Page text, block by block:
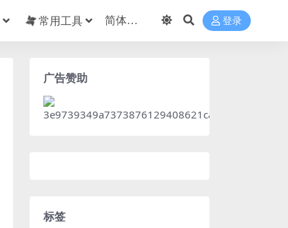
常用工具 登录
广告赞助
标签